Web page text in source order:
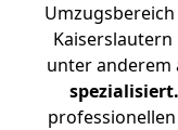
unter anderem
spezialisiert.